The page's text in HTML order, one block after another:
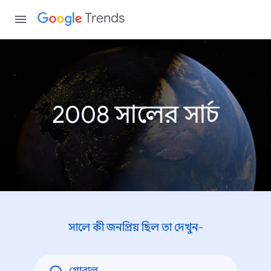
Trends
2008 সালের সার্চ
সালে কী জনপ্রিয় ছিল তা দেখুন-